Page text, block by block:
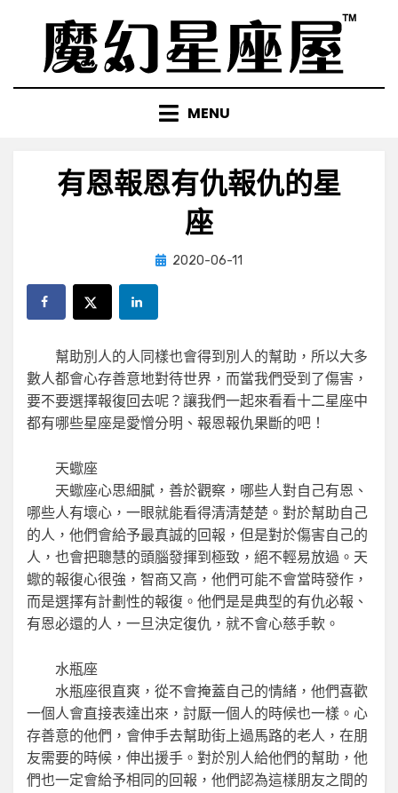
content
MENU
有恩報恩有仇報仇的星
座
by小編
Posted
2020-06-11
幫助別人的人同樣也會得到別人的幫助，所以大多
數人都會心存善意地對待世界，而當我們受到了傷害，
要不要選擇報復回去呢？讓我們一起來看看十二星座中
都有哪些星座是愛憎分明、報恩報仇果斷的吧！
天蠍座
天蠍座心思細膩，善於觀察，哪些人對自己有恩、
哪些人有壞心，一眼就能看得清清楚楚。對於幫助自己
的人，他們會給予最真誠的回報，但是對於傷害自己的
人，也會把聰慧的頭腦發揮到極致，絕不輕易放過。天
蠍的報復心很強，智商又高，他們可能不會當時發作，
而是選擇有計劃性的報復。他們是是典型的有仇必報、
有恩必還的人，一旦決定復仇，就不會心慈手軟。
水瓶座
水瓶座很直爽，從不會掩蓋自己的情緒，他們喜歡
一個人會直接表達出來，討厭一個人的時候也一樣。心
存善意的他們，會伸手去幫助街上過馬路的老人，在朋
友需要的時候，伸出援手。對於別人給他們的幫助，他
們也一定會給予相同的回報，他們認為這樣朋友之間的